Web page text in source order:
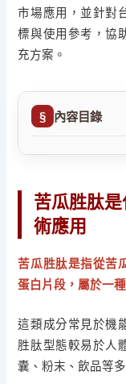
市場應用，並針對
標與使用參考，協
充方案。
內容目錄
苦瓜胜肽
術應用
苦瓜胜肽是指從苦
蛋白片段，屬於一
這類成分常見於機
胜肽型態較易於人
囊、粉末、飲品等